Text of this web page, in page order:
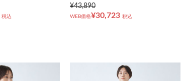
税込
¥43,890
WEB価格¥30,723 税込